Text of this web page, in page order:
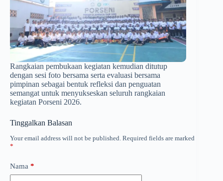
Rangkaian pembukaan kegiatan kemudian ditutup
dengan sesi foto bersama serta evaluasi bersama
pimpinan sebagai bentuk refleksi dan penguatan
semangat untuk menyukseskan seluruh rangkaian
kegiatan Porseni 2026.
Tinggalkan Balasan
Your email address will not be published. Required fields are marked
*
Nama *